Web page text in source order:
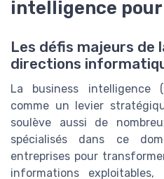
intelligence pour
Les défis majeurs de
directions
La business intelligence
comme un levier
soulève aussi de
spécialisés dans ce
entreprises pour
informations